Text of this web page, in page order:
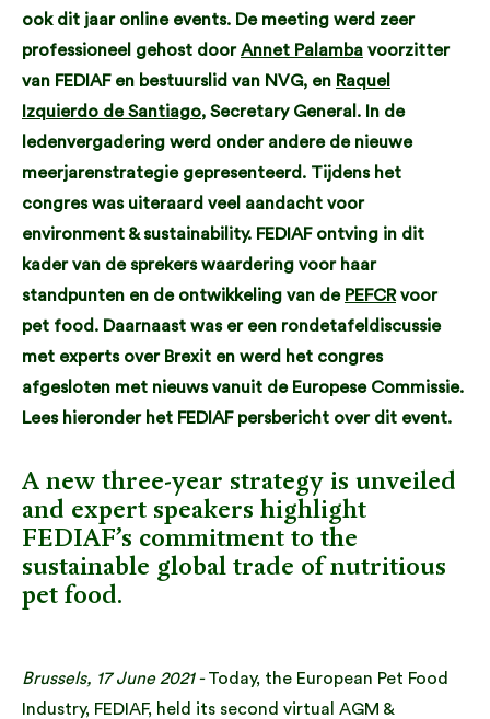
ook dit jaar online events. De meeting werd zeer
professioneel gehost doorAnnet Palamba voorzitter
van FEDIAF en bestuurslid van NVG, en Raquel
Izquierdo de Santiago, Secretary General. In de
ledenvergadering werd onder andere de nieuwe
meerjarenstrategie gepresenteerd. Tijdens het
congres was uiteraard veel aandacht voor
environment & sustainability. FEDIAF ontving in dit
kader van de sprekers waardering voor haar
standpunten en de ontwikkeling van de PEFCRvoor
pet food. Daarnaast was er een rondetafeldiscussie
met experts over Brexit en werd het congres
afgesloten met nieuws vanuit de Europese Commissie.
Lees hieronder het FEDIAF persbericht over dit event.
A new three-year strategy is unveiled
and expert speakers highlight
FEDIAF’s commitment to the
sustainable global trade of nutritious
pet food.
Brussels, 17 June 2021 -Today, the European Pet Food
Industry, FEDIAF, held its second virtual AGM &